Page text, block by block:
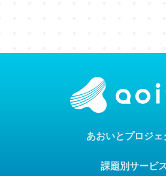
あおいとプロジェ
課題別サービ